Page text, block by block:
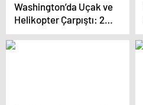
Washington’da Uçak ve
Helikopter Çarpıştı: 28
Ölü